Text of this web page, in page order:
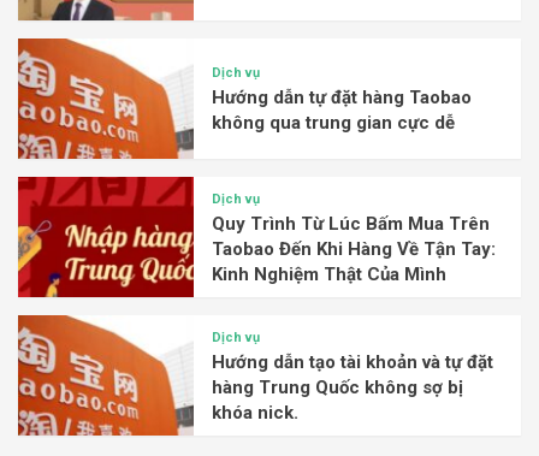
Dịch vụ
Hướng dẫn tự đặt hàng Taobao
không qua trung gian cực dễ
Dịch vụ
Quy Trình Từ Lúc Bấm Mua Trên
Taobao Đến Khi Hàng Về Tận Tay:
Kinh Nghiệm Thật Của Mình
Dịch vụ
Hướng dẫn tạo tài khoản và tự đặt
hàng Trung Quốc không sợ bị
khóa nick.